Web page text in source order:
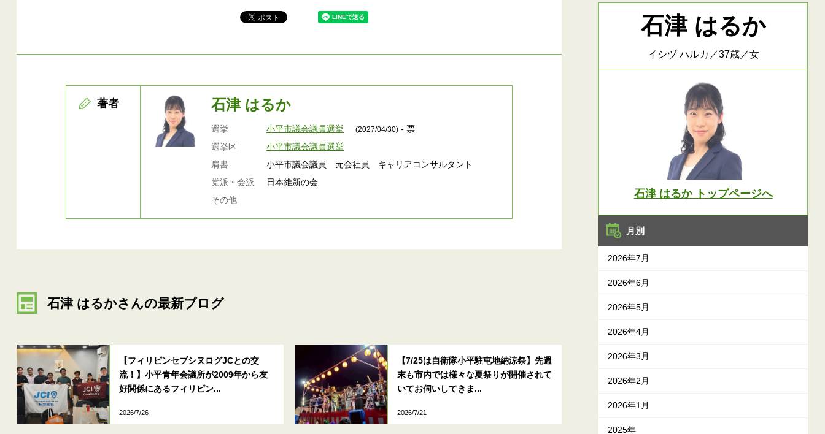
著者 石津 はるか
選挙 小平市議会議員選挙 (2027/04/30) - 票
選挙区
小平市議会議員選挙
肩書
小平市議会議員 元会社員 キャリアコンサルタント
党派・会派
日本維新の会
その他
石津 はるかさんの最新ブログ
【フィリピンセブシヌログJCとの交
流！】小平青年会議所が2009年から友
好関係にあるフィリピン...
2026/7/26
【7/25は自衛隊小平駐屯地納涼祭】先週
末も市内では様々な夏祭りが開催されて
いてお伺いしてきま...
2026/7/21
石津 はるか
イシヅ ハルカ／37歳／女
石津 はるか トップページへ
月別
2026年7月
2026年6月
2026年5月
2026年4月
2026年3月
2026年2月
2026年1月
2025年